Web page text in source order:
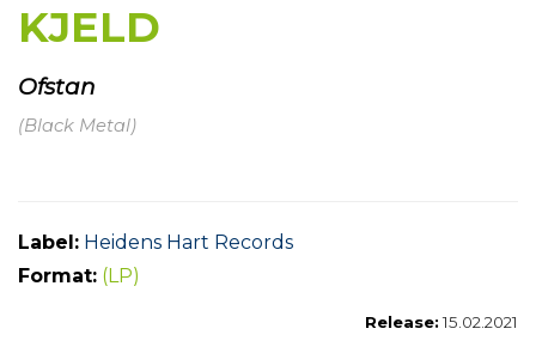
KJELD
Ofstan
(Black Metal)
Label: Heidens Hart Records
Format: (LP)
Release:15.02.2021